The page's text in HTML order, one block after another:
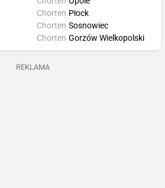
Chorten Płock
Chorten Sosnowiec
Chorten Gorzów Wielkopolski
REKLAMA